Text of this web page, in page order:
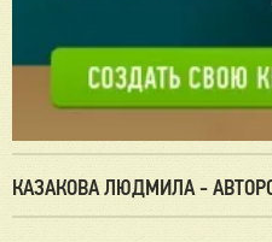
КАЗАКОВА ЛЮДМИЛА -